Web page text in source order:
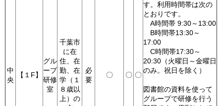
中
央
【１F】
グル
ープ
研修
室
千葉市
に在
住、在
勤、在
学（１
８歳以
上）の
必
要
〇 〇 〇
す。利用時間帯は次の
とおりです。
A時間帯 9:30～13:00
B時間帯13:30～
17:00
C時間帯17:30～
20:30（火曜日～金曜日
のみ。祝日を除く）
図書館の資料を使って
グループで研修を行う